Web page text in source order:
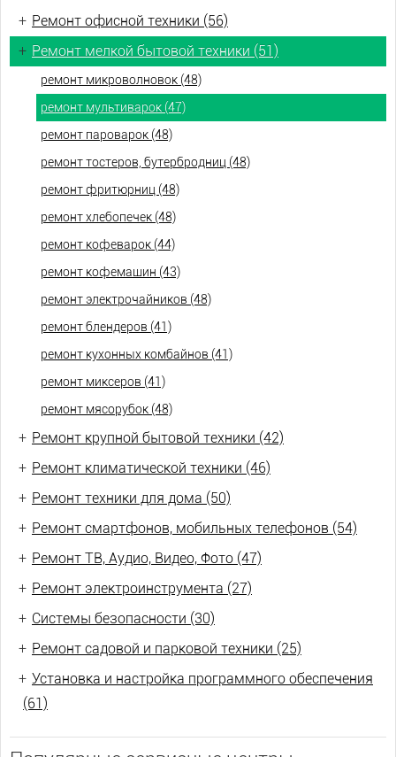
+ Ремонт офисной техники (56)
+ Ремонт мелкой бытовой техники (51)
ремонт микроволновок (48)
ремонт мультиварок (47)
ремонт пароварок (48)
ремонт тостеров, бутербродниц (48)
ремонт фритюрниц (48)
ремонт хлебопечек (48)
ремонт кофеварок (44)
ремонт кофемашин (43)
ремонт электрочайников (48)
ремонт блендеров (41)
ремонт кухонных комбайнов (41)
ремонт миксеров (41)
ремонт мясорубок (48)
+ Ремонт крупной бытовой техники (42)
+ Ремонт климатической техники (46)
+ Ремонт техники для дома (50)
+ Ремонт смартфонов, мобильных телефонов (54)
+ Ремонт ТВ, Аудио, Видео, Фото (47)
+ Ремонт электроинструмента (27)
+ Системы безопасности (30)
+ Ремонт садовой и парковой техники (25)
+ Установка и настройка программного обеспечения
(61)